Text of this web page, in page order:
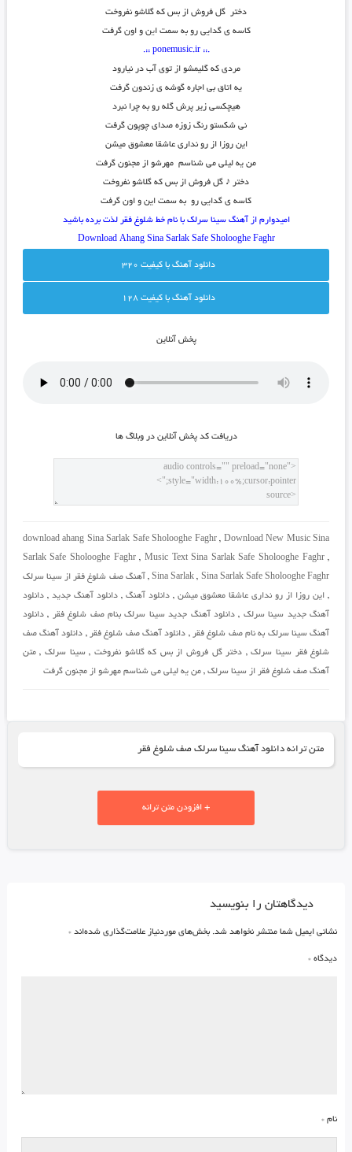
دختر گل فروش از بس که گلاشو نفروخت
کاسه ی گدایی رو به سمت این و اون گرفت
.:: ponemusic.ir ::.
مردی که گلیمشو از توی آب در نیارود
یه اتاق بی اجاره گوشه ی زندون گرفت
هیچکسی زیر پرش گله رو به چرا نبرد
نی شکستو رنگ زوزه صدای چوپون گرفت
این روزا از رو نداری عاشقا معشوق میشن
من یه لیلی می شناسم مهرشو از مجنون گرفت
دختر ♪ گل فروش از بس که گلاشو نفروخت
کاسه ی گدایی رو به سمت این و اون گرفت
امیدوارم از آهنگ سینا سرلک با نام خط شلوغ فقر لذت برده باشید
Download Ahang Sina Sarlak Safe Sholooghe Faghr
دانلود آهنگ با کيفيت 320
دانلود آهنگ با کيفيت 128
پخش آنلاين
دريافت کد پخش آنلاين در وبلاگ ها
download ahang Sina Sarlak Safe Sholooghe Faghr, Download New Music Sina
Sarlak Safe Sholooghe Faghr, Music Text Sina Sarlak Safe Sholooghe Faghr,
Sina Sarlak , Sina Sarlak Safe Sholooghe Faghr
, آهنگ صف شلوغ فقر از سینا سرلک
, این روزا از رو نداری عاشقا معشوق میشن ,دانلود آهنگ ,دانلود آهنگ جدید ,دانلود
آهنگ جدید سینا سرلک , دانلود آهنگ جدید سینا سرلک بنام صف شلوغ فقر ,دانلود
آهنگ سینا سرلک به نام صف شلوغ فقر , دانلود آهنگ صف شلوغ فقر , دانلود آهنگ صف
شلوغ فقر سینا سرلک, دختر گل فروش از بس که گلاشو نفروخت , سینا سرلک,متن
آهنگ صف شلوغ فقر از سینا سرلک, من یه لیلی می شناسم مهرشو از مجنون گرفت
متن ترانه دانلود آهنگ سینا سرلک صف شلوغ فقر
+ افزودن متن ترانه
دیدگاهتان را بنویسید
نشانی ایمیل شما منتشر نخواهد شد. بخش‌های موردنیاز علامت‌گذاری شده‌اند *
دیدگاه *
نام *